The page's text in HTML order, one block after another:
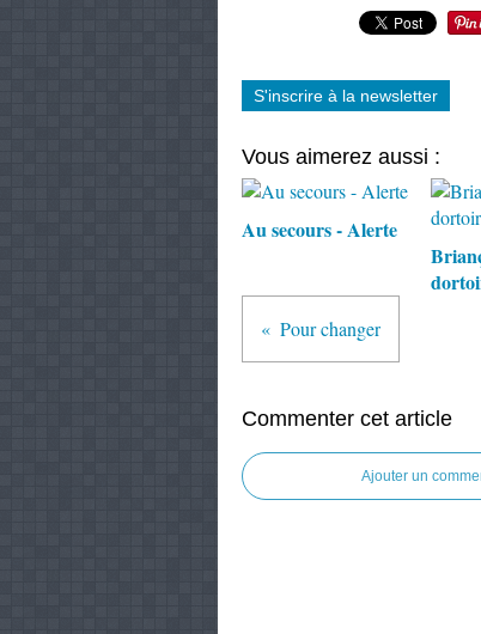
S'inscrire à la newsletter
Vous aimerez aussi :
Au secours - Alerte
Pour changer
Commenter cet article
Ajouter un